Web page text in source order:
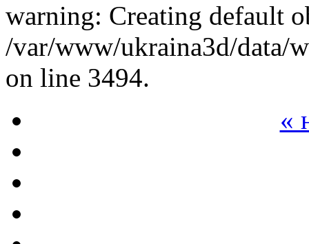
warning: Creating default
/var/www/ukraina3d/data/
on line 3494.
«